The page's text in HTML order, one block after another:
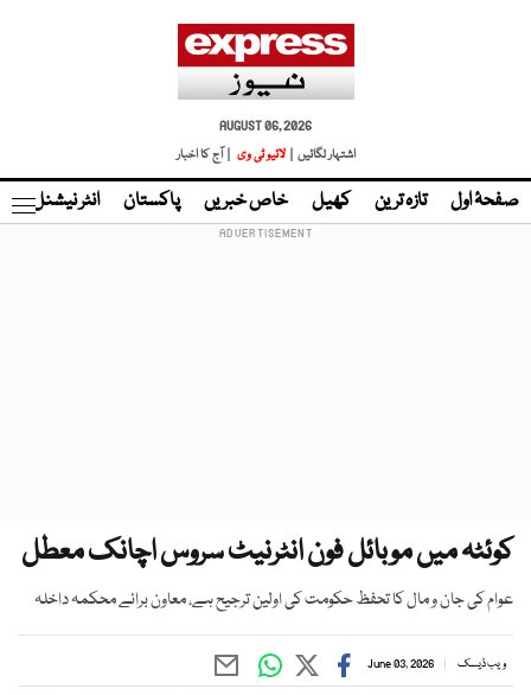
AUGUST 06, 2026
اشتہار لگائیں |
لائیو ٹی وی | آج کا اخبار
صفحۂ اول تازہ ترین کھیل خاص خبریں پاکستان انٹر نیشنل
کوئٹہ میں موبائل فون انٹرنیٹ سروس اچانک معطل
عوام کی جان و مال کا تحفظ حکومت کی اولین ترجیح ہے، معاون برائے محکمہ داخلہ
ویب ڈیسک June 03, 2026